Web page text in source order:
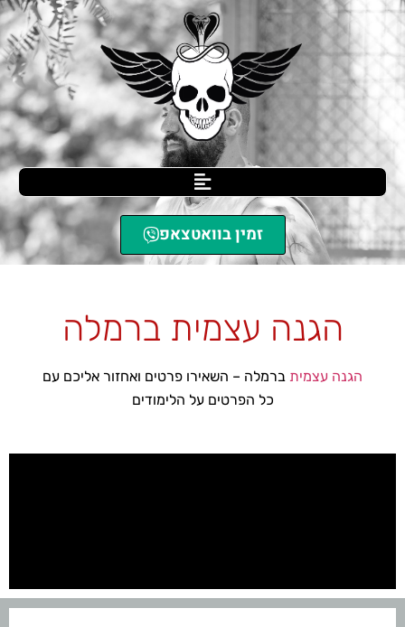
זמין בוואטצאפ
הגנה עצמית ברמלה
הגנה עצמית ברמלה – השאירו פרטים ואחזור אליכם עם
כל הפרטים על הלימודים